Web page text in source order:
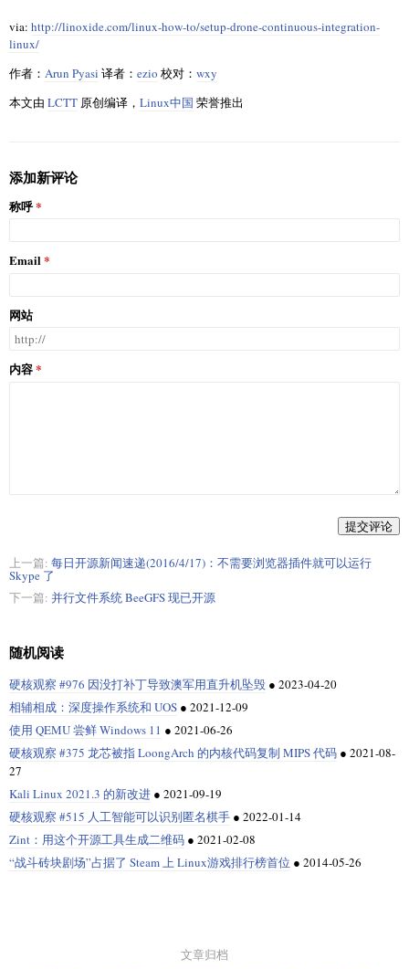
via: http://linoxide.com/linux-how-to/setup-drone-continuous-integration-
linux/
作者： Arun Pyasi 译者： ezio 校对： wxy
本文由 LCTT 原创编译， Linux中国 荣誉推出
添加新评论
称呼
Email
网站
内容
提交评论
上一篇: 每日开源新闻速递(2016/4/17)：不需要浏览器插件就可以运行
Skype 了
下一篇: 并行文件系统 BeeGFS 现已开源
随机阅读
硬核观察 #976 因没打补丁导致澳军用直升机坠毁 ● 2023-04-20
相辅相成：深度操作系统和 UOS ● 2021-12-09
使用 QEMU 尝鲜 Windows 11 ● 2021-06-26
硬核观察 #375 龙芯被指 LoongArch 的内核代码复制 MIPS 代码 ● 2021-08-
27
Kali Linux 2021.3 的新改进 ● 2021-09-19
硬核观察 #515 人工智能可以识别匿名棋手 ● 2022-01-14
Zint：用这个开源工具生成二维码 ● 2021-02-08
“战斗砖块剧场”占据了 Steam 上 Linux游戏排行榜首位 ● 2014-05-26
文章归档